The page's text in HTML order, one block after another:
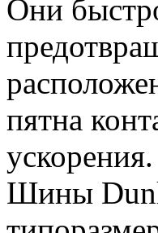
Они
пятна
ускорения.
Шины